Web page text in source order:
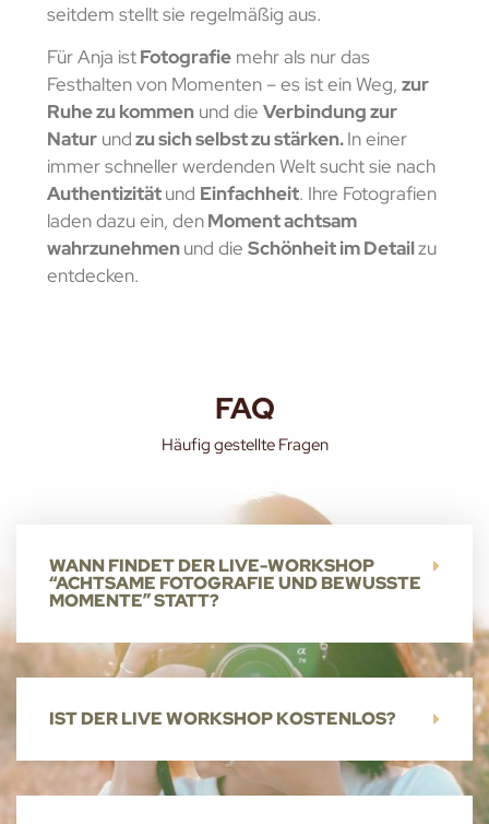
seitdem stellt sie regelmäßig aus.
Für Anja istFotografiemehr als nur das
Festhalten von Momenten – es ist ein Weg, zur
Ruhe zu kommenund die Verbindung zur
Naturundzu sich selbst zu stärken.In einer
immer schneller werdenden Welt sucht sie nach
Authentizitätund Einfachheit. Ihre Fotografien
laden dazu ein, denMoment achtsam
wahrzunehmenund die Schönheit im Detailzu
entdecken.
FAQ
Häufig gestellte Fragen
WANN FINDET DER LIVE-WORKSHOP
“ACHTSAME FOTOGRAFIE UND BEWUSSTE
MOMENTE​” STATT?
IST DER LIVE WORKSHOP KOSTENLOS?